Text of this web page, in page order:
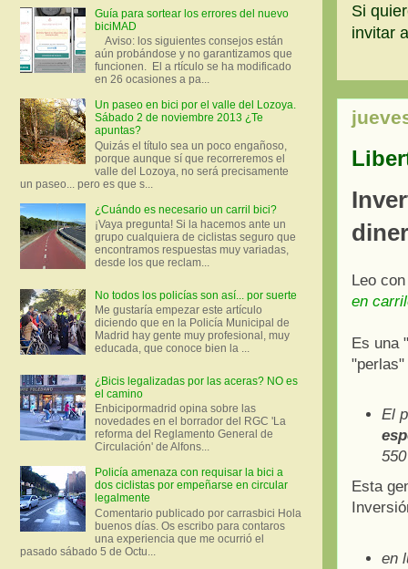
Si
invitar
Leo
en
Es una
"perlas"
El
Esta
en
Guía para sortear los errores del nuevo
biciMAD
Aviso: los siguientes consejos están
aún probándose y no garantizamos que
funcionen. El a rtículo se ha modificado
en 26 ocasiones a pa...
Un paseo en bici por el valle del Lozoya.
Sábado 2 de noviembre 2013 ¿Te
apuntas?
Quizás el título sea un poco engañoso,
porque aunque sí que recorreremos el
valle del Lozoya, no será precisamente
un paseo... pero es que s...
¿Cuándo es necesario un carril bici?
¡Vaya pregunta! Si la hacemos ante un
grupo cualquiera de ciclistas seguro que
encontramos respuestas muy variadas,
desde los que reclam...
No todos los policías son así... por suerte
Me gustaría empezar este artículo
diciendo que en la Policía Municipal de
Madrid hay gente muy profesional, muy
educada, que conoce bien la ...
¿Bicis legalizadas por las aceras? NO es
el camino
Enbicipormadrid opina sobre las
novedades en el borrador del RGC 'La
reforma del Reglamento General de
Circulación' de Alfons...
Policía amenaza con requisar la bici a
dos ciclistas por empeñarse en circular
legalmente
Comentario publicado por carrasbici Hola
buenos días. Os escribo para contaros
una experiencia que me ocurrió el
pasado sábado 5 de Octu...